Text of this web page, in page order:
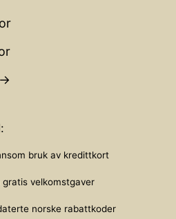
bruk av kredittkort
velkomstgaver
norske rabattkoder